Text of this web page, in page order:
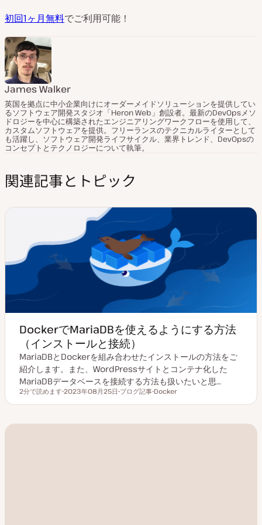
初回1ヶ月無料でご利用可能！
James Walker
英国を拠点に中小企業向けにオーダーメイドソリューションを提供してい
るソフトウェア開発スタジオ「Heron Web」創設者。最新のDevOpsメソ
ドロジーを中心に構築されたエンジニアリングワークフローを使用して、
カスタムソフトウェアを提供。フリーランスのテクニカルライターとして
も活躍し、ソフトウェア開発ライフサイクル、業界トレンド、DevOpsの
コンセプトとテクノロジーについて執筆。
関連記事とトピック
DockerでMariaDBを使えるようにする方法
（インストールと接続）
MariaDBとDockerを組み合わせたインストールの方法をご
紹介します。また、WordPressサイトとコンテナ化した
MariaDBデータベースを接続する方法も扱いたいと思…
読むのにかかる時間
2分で読めます
新
2023年08月25日
稿
イ
ブログ記事
ピ
ク
Docker